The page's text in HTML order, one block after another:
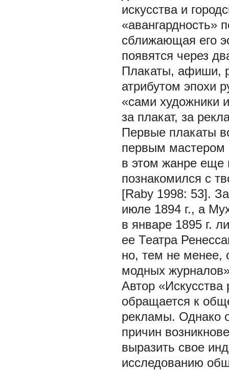
искусства и
«авангардность»
сближающая его
появятся через
Плакаты, афиши,
атрибутом эпохи
«сами художники
за плакат, за
Первые плакаты
первым мастером
в этом жанре еще
познакомился с
[Raby 1998: 53].
июле 1894 г., а
в январе 1895 г.
ее Театра
но, тем не менее,
модных
Автор
обращается к
рекламы. Однако
причин
выразить свое
исследованию